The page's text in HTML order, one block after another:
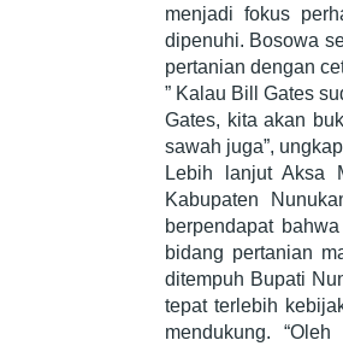
menjadi fokus
dipenuhi. Bosowa
pertanian dengan
” Kalau Bill Gates
Gates, kita akan
sawah juga”,
Lebih lanjut Aksa
Kabupaten
berpendapat
bidang pertanian
ditempuh Bupati
tepat terlebih
mendukung.